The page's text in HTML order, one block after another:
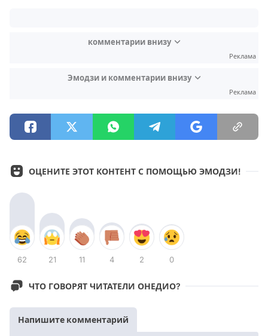
комментарии внизу
Реклама
Эмодзи и комментарии внизу
Реклама
ОЦЕНИТЕ ЭТОТ КОНТЕНТ С ПОМОЩЬЮ ЭМОДЗИ!
62 21 11 4 2 0
ЧТО ГОВОРЯТ ЧИТАТЕЛИ ОНЕДИО?
Напишите комментарий